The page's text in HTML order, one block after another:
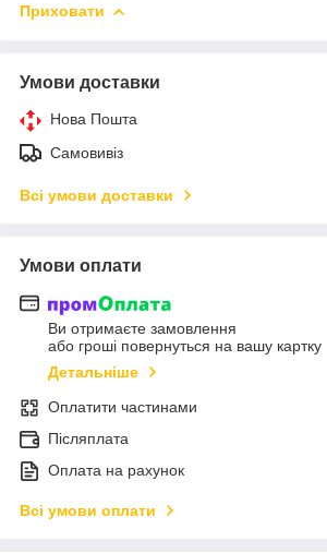
Приховати
Умови доставки
Нова Пошта
Самовивіз
Всі умови доставки
Умови оплати
Ви отримаєте замовлення
або гроші повернуться на вашу картку
Детальніше
Оплатити частинами
Післяплата
Оплата на рахунок
Всі умови оплати